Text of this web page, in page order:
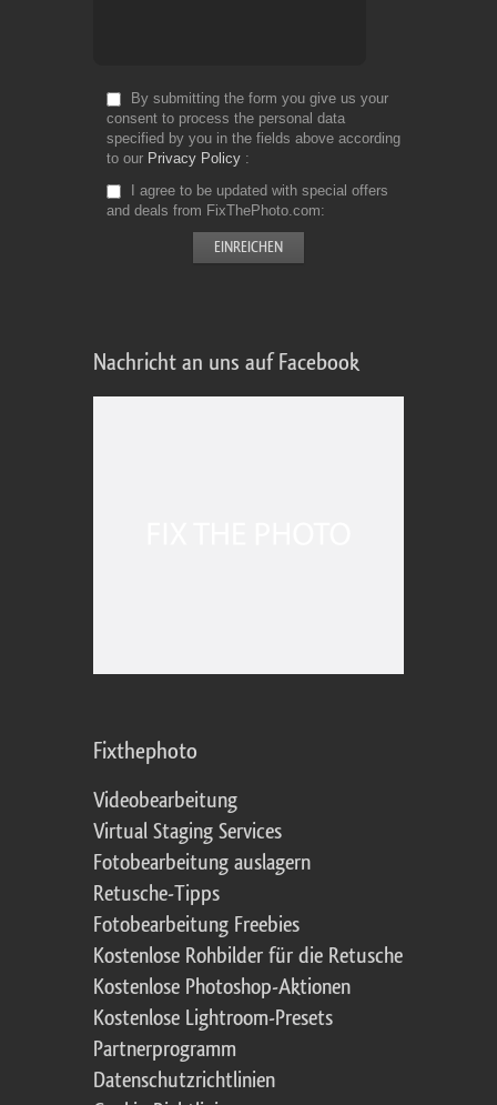
By submitting the form you give us your
consent to process the personal data
specified by you in the fields above according
to our Privacy Policy
I agree to be updated with special offers
and deals from FixThePhoto.com
Nachricht an uns auf Facebook
Fixthephoto
Videobearbeitung
Virtual Staging Services
Fotobearbeitung auslagern
Retusche-Tipps
Fotobearbeitung Freebies
Kostenlose Rohbilder für die Retusche
Kostenlose Photoshop-Aktionen
Kostenlose Lightroom-Presets
Partnerprogramm
Datenschutzrichtlinien